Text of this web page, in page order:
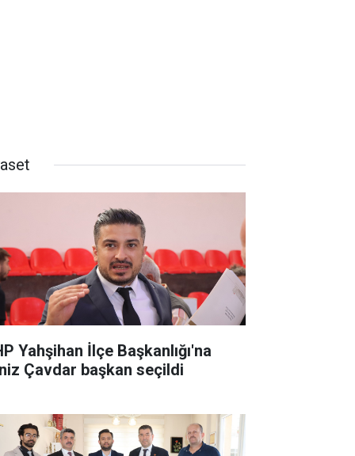
Yahşihan İlçe Başkanlığı'na
Çavdar başkan seçildi